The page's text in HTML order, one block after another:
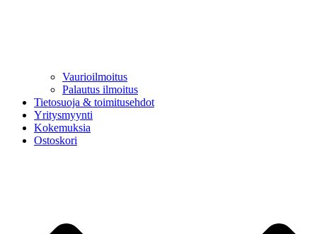
Vaurioilmoitus
Palautus ilmoitus
Tietosuoja & toimitusehdot
Yritysmyynti
Kokemuksia
Ostoskori